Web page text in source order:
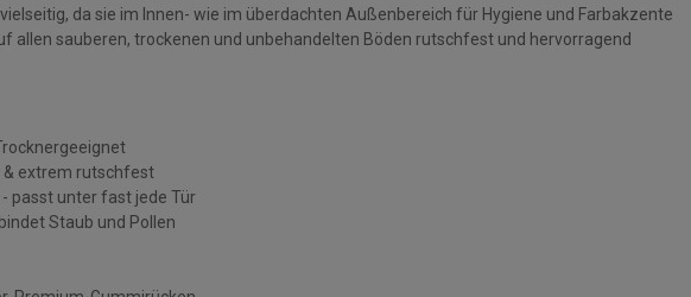
da sie im Innen- wie im überdachten Außenbereich für Hygiene und Farbakzente
allen sauberen, trockenen und unbehandelten Böden rutschfest und hervorragend
extrem rutschfest
passt unter fast jede Tür
Staub und Pollen